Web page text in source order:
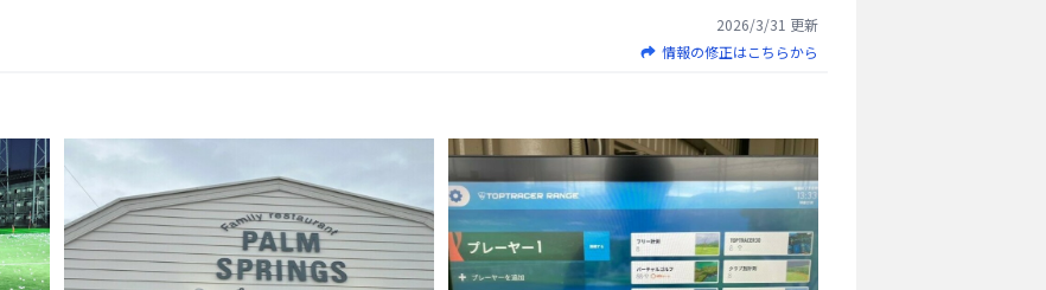
2026/3/31 更新
情報の修正はこちらから